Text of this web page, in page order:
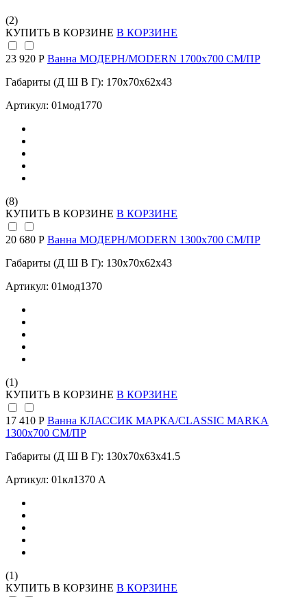
(2)
КУПИТЬ В КОРЗИНЕ В КОРЗИНЕ
23 920 Р Ванна МОДЕРН/MODERN 1700х700 СМ/ПР
Габариты (Д Ш В Г): 170x70x62x43
Артикул: 01мод1770
(8)
КУПИТЬ В КОРЗИНЕ В КОРЗИНЕ
20 680 Р Ванна МОДЕРН/MODERN 1300х700 СМ/ПР
Габариты (Д Ш В Г): 130x70x62x43
Артикул: 01мод1370
(1)
КУПИТЬ В КОРЗИНЕ В КОРЗИНЕ
17 410 Р Ванна КЛАССИК МАРКА/CLASSIC MARKA
1300х700 СМ/ПР
Габариты (Д Ш В Г): 130x70x63x41.5
Артикул: 01кл1370 А
(1)
КУПИТЬ В КОРЗИНЕ В КОРЗИНЕ